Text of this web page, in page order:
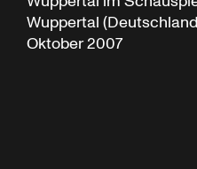
Wuppertal
Oktober 2007